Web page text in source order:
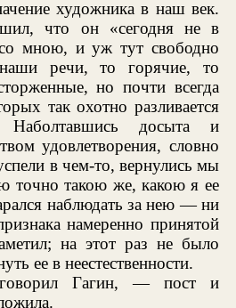
художника в наш век.
что он «сегодня не в
мною, и уж тут свободно
речи, то горячие, то
но почти всегда
так охотно разливается
Наболтавшись досыта и
удовлетворения, словно
в чем-то, вернулись мы
точно такою же, какою я ее
наблюдать за нею — ни
намеренно принятой
на этот раз не было
ее в неестественности.
Гагин, — пост и